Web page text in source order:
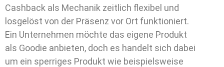
Cashback als Mechanik zeitlich flexibel und
losgelöst von der Präsenz vor Ort funktioniert.
Ein Unternehmen möchte das eigene Produkt
als Goodie anbieten, doch es handelt sich dabei
um ein sperriges Produkt wie beispielsweise